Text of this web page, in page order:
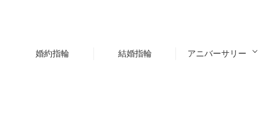
婚約指輪 結婚指輪 アニバーサリー